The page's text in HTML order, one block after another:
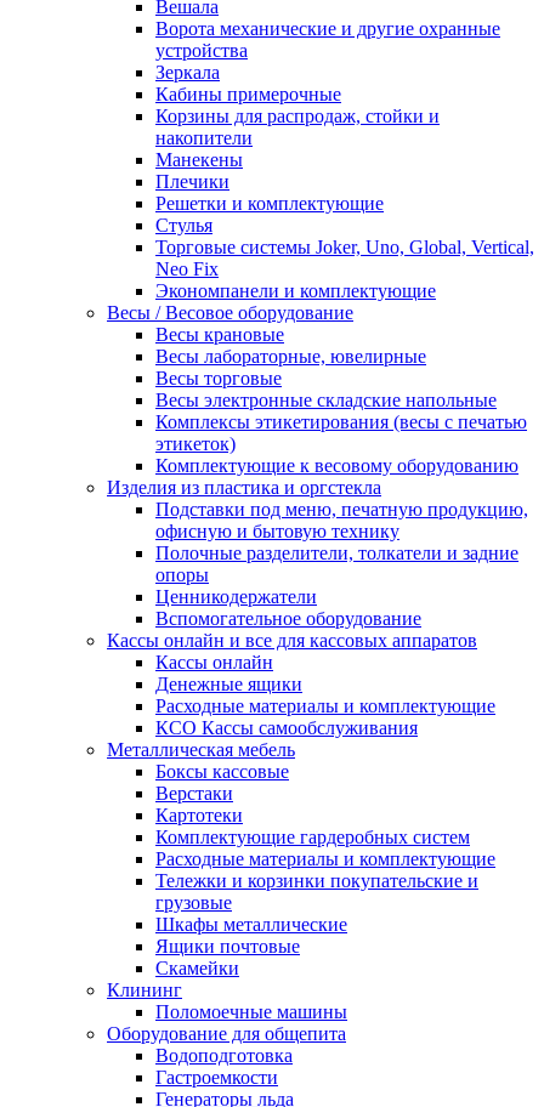
Вешала
Ворота механические и другие охранные
устройства
Зеркала
Кабины примерочные
Корзины для распродаж, стойки и
накопители
Манекены
Плечики
Решетки и комплектующие
Стулья
Торговые системы Joker, Uno, Global, Vertical,
Neo Fix
Экономпанели и комплектующие
Весы / Весовое оборудование
Весы крановые
Весы лабораторные, ювелирные
Весы торговые
Весы электронные складские напольные
Комплексы этикетирования (весы с печатью
этикеток)
Комплектующие к весовому оборудованию
Изделия из пластика и оргстекла
Подставки под меню, печатную продукцию,
офисную и бытовую технику
Полочные разделители, толкатели и задние
опоры
Ценникодержатели
Вспомогательное оборудование
Кассы онлайн и все для кассовых аппаратов
Кассы онлайн
Денежные ящики
Расходные материалы и комплектующие
КСО Кассы самообслуживания
Металлическая мебель
Боксы кассовые
Верстаки
Картотеки
Комплектующие гардеробных систем
Расходные материалы и комплектующие
Тележки и корзинки покупательские и
грузовые
Шкафы металлические
Ящики почтовые
Скамейки
Клининг
Поломоечные машины
Оборудование для общепита
Водоподготовка
Гастроемкости
Генераторы льда